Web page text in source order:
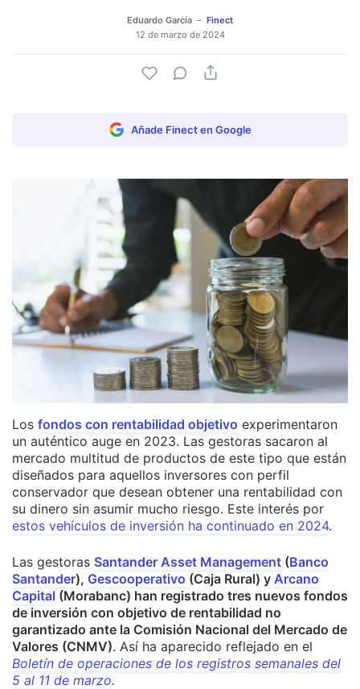
Eduardo García
Finect
12 de marzo de 2024
Añade Finect en Google
Los fondos con rentabilidad objetivo experimentaron
un auténtico auge en 2023. Las gestoras sacaron al
mercado multitud de productos de este tipo que están
diseñados para aquellos inversores con perfil
conservador que desean obtener una rentabilidad con
su dinero sin asumir mucho riesgo. Este interés por
estos vehículos de inversión ha continuado en 2024.
Las gestoras Santander Asset Management (Banco
Santander), Gescooperativo (Caja Rural) y Arcano
Capital (Morabanc) han registrado tres nuevos fondos
de inversión con objetivo de rentabilidad no
garantizado ante la Comisión Nacional del Mercado de
Valores (CNMV). Así ha aparecido reflejado en el
Boletín de operaciones de los registros semanales del
5 al 11 de marzo.